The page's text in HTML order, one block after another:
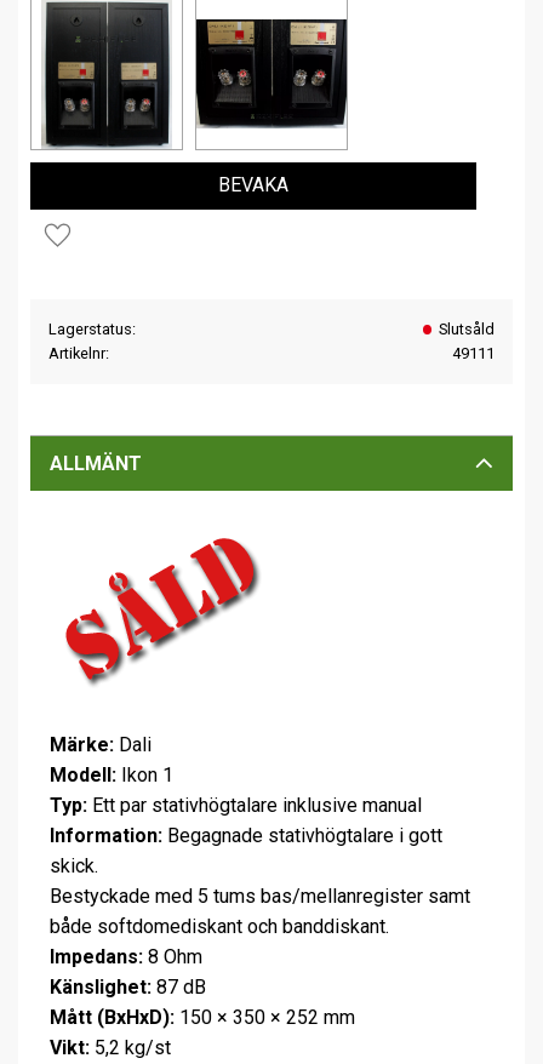
Lägg till i favoriter
BEVAKA
Lagerstatus
Slutsåld
Artikelnr
49111
ALLMÄNT
Märke: Dali
Modell: Ikon 1
Typ: Ett par stativhögtalare inklusive manual
Information: Begagnade stativhögtalare i gott
skick.
Bestyckade med 5 tums bas/mellanregister samt
både softdomediskant och banddiskant.
Impedans: 8 Ohm
Känslighet: 87 dB
Mått (BxHxD): 150 × 350 × 252 mm
Vikt: 5,2 kg/st